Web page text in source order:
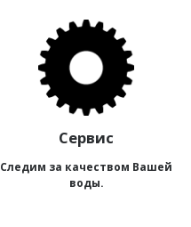
Сервис
Следим за качеством Вашей
воды.